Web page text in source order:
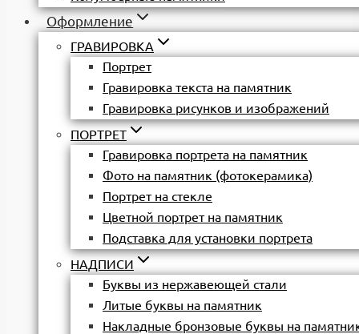
Оформление
ГРАВИРОВКА
Портрет
Гравировка текста на памятник
Гравировка рисунков и изображений
ПОРТРЕТ
Гравировка портрета на памятник
Фото на памятник (фотокерамика)
Портрет на стекле
Цветной портрет на памятник
Подставка для установки портрета
НАДПИСИ
Буквы из нержавеющей стали
Литые буквы на памятник
Накладные бронзовые буквы на